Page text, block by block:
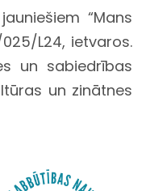
“Mans
L24, ietvaros.
un sabiedrības
un zinātnes